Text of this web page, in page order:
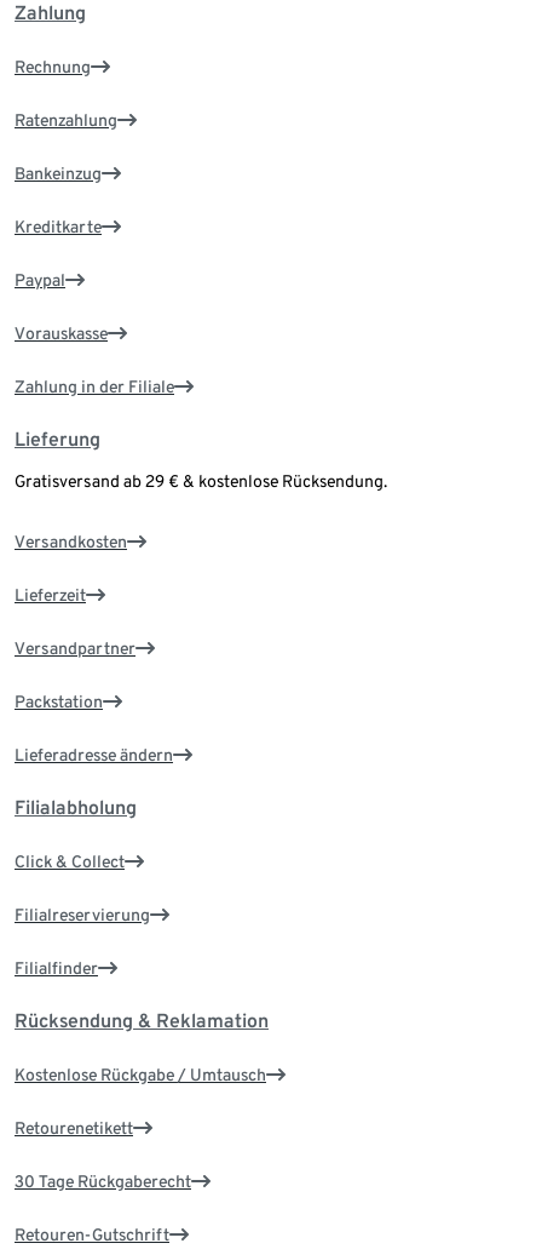
Zahlung
Rechnung
Ratenzahlung
Bankeinzug
Kreditkarte
Paypal
Vorauskasse
Zahlung in der Filiale
Lieferung
Gratisversand ab 29 € & kostenlose Rücksendung.
Versandkosten
Lieferzeit
Versandpartner
Packstation
Lieferadresse ändern
Filialabholung
Click & Collect
Filialreservierung
Filialfinder
Rücksendung & Reklamation
Kostenlose Rückgabe / Umtausch
Retourenetikett
30 Tage Rückgaberecht
Retouren-Gutschrift